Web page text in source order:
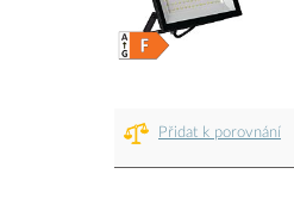
Přidat k porovnání